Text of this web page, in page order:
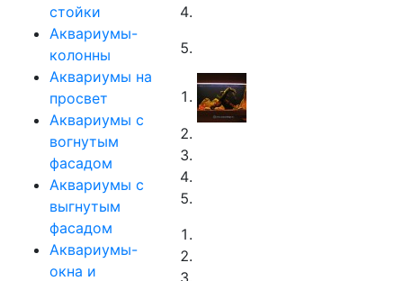
стойки
Аквариумы-
колонны
Аквариумы на
просвет
Аквариумы с
вогнутым
фасадом
Аквариумы с
выгнутым
фасадом
Аквариумы-
окна и